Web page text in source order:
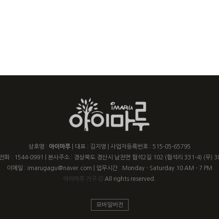
상호명 : 아이마루 | 대표 : 김지영 | 사업자등록번호 : 515-05-65795
화 : 1544-0991 | 본사주소 : 경상북도 경산시 남천면 협석2길 102 (협석리 331-4) (우)
이메일 : imarugagu@naver.com | 업무시간 : Monday - Saturday 10 AM - 7 PM
아이마루 가구
All rights reserved.
모바일버전